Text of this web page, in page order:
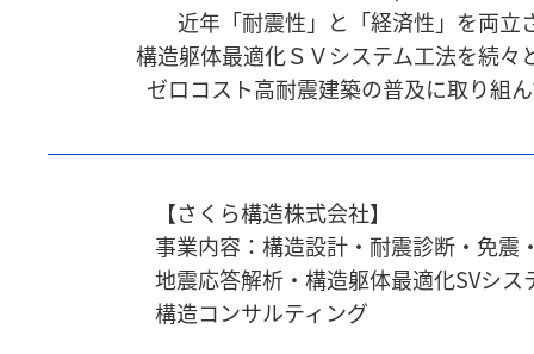
近年「耐震性」と「経済性」を両立
構造躯体最適化ＳＶシステム工法を続々
ゼロコスト高耐震建築の普及に取り組
【さくら構造株式会社】
事業内容：構造設計・耐震診断・免震
地震応答解析・ 構造躯体最適化SVシス
構造コンサルティング